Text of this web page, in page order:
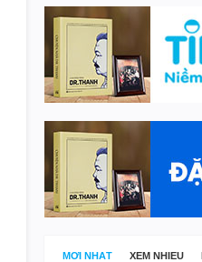
MỚI NHẤT XEM NHIỀU